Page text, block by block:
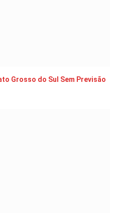
Grosso do Sul Sem Previsão